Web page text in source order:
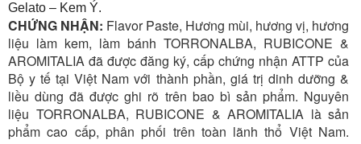
Gelato – Kem Ý.
CHỨNG NHẬN: Flavor Paste, Hương mùi, hương vị, hương
liệu làm kem, làm bánh TORRONALBA, RUBICONE &
AROMITALIA đã được đăng ký, cấp chứng nhận ATTP của
Bộ y tế tại Việt Nam với thành phần, giá trị dinh dưỡng &
liều dùng đã được ghi rõ trên bao bì sản phẩm. Nguyên
liệu TORRONALBA, RUBICONE & AROMITALIA là sản
phẩm cao cấp, phân phối trên toàn lãnh thổ Việt Nam.